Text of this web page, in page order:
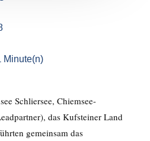
Minute(n)
Schliersee, Chiemsee-
das Kufsteiner Land
gemeinsam das